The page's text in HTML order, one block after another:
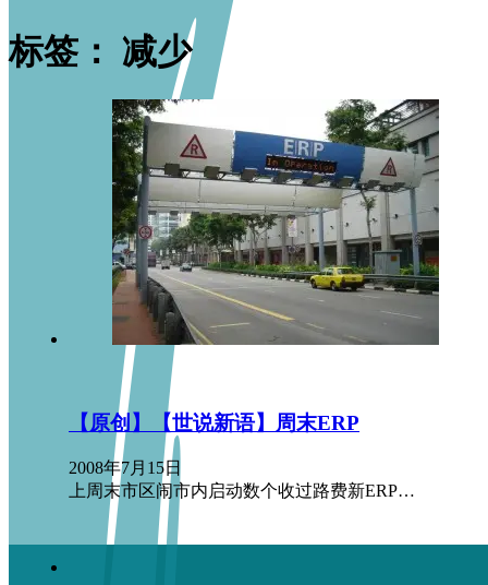
标签： 减少
【原创】【世说新语】周末ERP
2008年7月15日
上周末市区闹市内启动数个收过路费新ERP…